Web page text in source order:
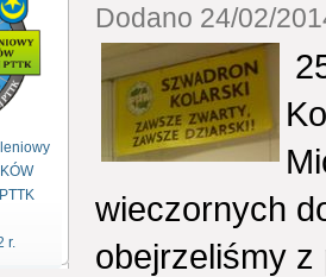
r.
Dodano 24/02/
wieczornych
obejrzeliśmy